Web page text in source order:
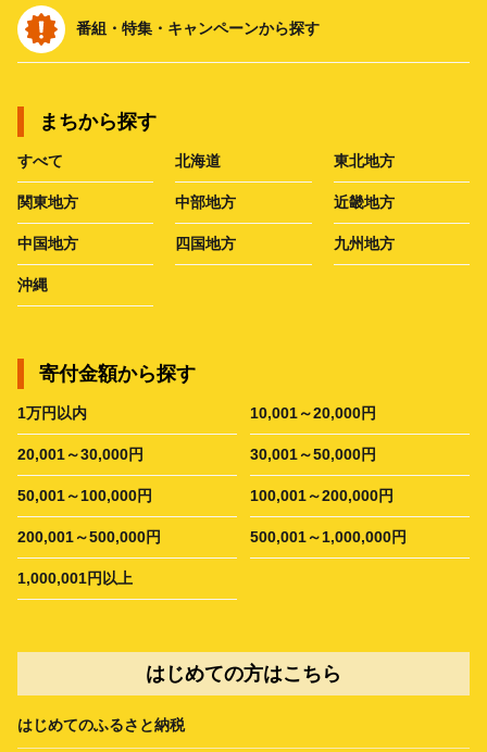
番組・特集・キャンペーンから探す
まちから探す
すべて 北海道 東北地方
関東地方 中部地方 近畿地方
中国地方 四国地方 九州地方
沖縄
寄付金額から探す
1万円以内 10,001～20,000円
20,001～30,000円 30,001～50,000円
50,001～100,000円 100,001～200,000円
200,001～500,000円 500,001～1,000,000円
1,000,001円以上
はじめての方はこちら
はじめてのふるさと納税